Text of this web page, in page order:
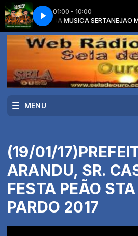
01:00 - 10:00
O MELHOR DA MUSICA SERTANEJAO
ERRANTE E ULTIMO ADEUSGILBERTO E
MENU
(19/01/
ARANDU, SR.
FESTA PEÃO
PARDO 2017